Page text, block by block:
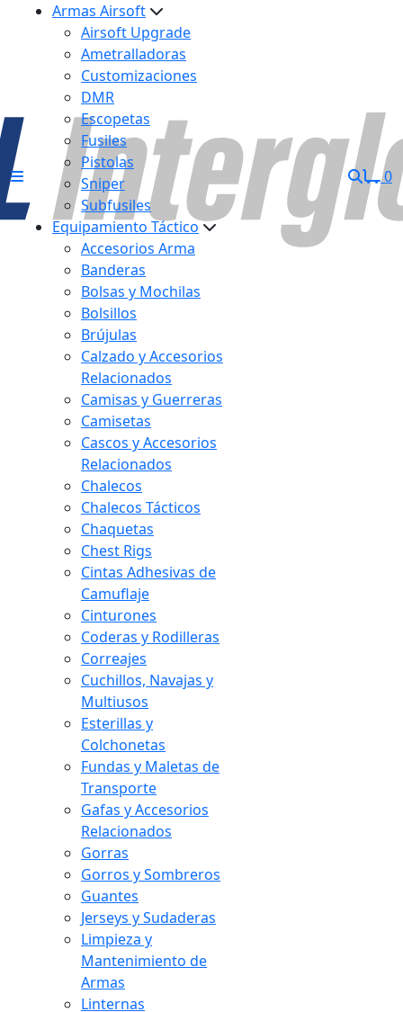
Armas Airsoft
Airsoft Upgrade
Ametralladoras
Customizaciones
DMR
Escopetas
Fusiles
Pistolas
Sniper
Subfusiles
Equipamiento Táctico
Accesorios Arma
Banderas
Bolsas y Mochilas
Bolsillos
Brújulas
Calzado y Accesorios
Relacionados
Camisas y Guerreras
Camisetas
Cascos y Accesorios
Relacionados
Chalecos
Chalecos Tácticos
Chaquetas
Chest Rigs
Cintas Adhesivas de
Camuflaje
Cinturones
Coderas y Rodilleras
Correajes
Cuchillos, Navajas y
Multiusos
Esterillas y
Colchonetas
Fundas y Maletas de
Transporte
Gafas y Accesorios
Relacionados
Gorras
Gorros y Sombreros
Guantes
Jerseys y Sudaderas
Limpieza y
Mantenimiento de
Armas
Linternas
0